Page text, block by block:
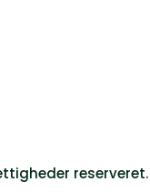
reserveret.